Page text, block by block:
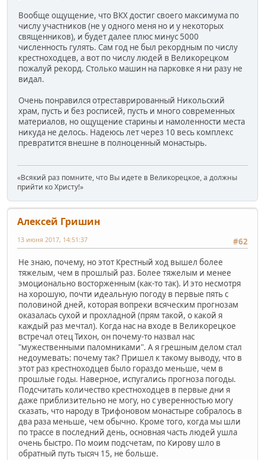
Вообще ощущение, что ВКХ достиг своего максимума по
числу участников (не у одного меня но и у некоторых
священников), и будет далее плюс минус 5000
численность гулять. Сам год не был рекордным по числу
крестноходцев, а вот по числу людей в Великорецком
пожалуй рекорд. Столько машин на парковке я ни разу не
видал.
Очень понравился отреставрированный Никольский
храм, пусть и без росписей, пусть и много современных
материалов, но ощущение старины и намоленности места
никуда не делось. Надеюсь лет через 10 весь комплекс
превратится внешне в полноценный монастырь.
«Всякий раз помните, что Вы идете в Великорецкое, а должны
прийти ко Христу!»
Алексей Гришин
#62
13 июня 2017, 14:51:37
Не знаю, почему, но этот Крестный ход вышел более
тяжелым, чем в прошлый раз. Более тяжелым и менее
эмоционально восторженным (как-то так). И это несмотря
на хорошую, почти идеальную погоду в первые пять с
половиной дней, которая вопреки всяческим прогнозам
оказалась сухой и прохладной (прям такой, о какой я
каждый раз мечтал). Когда нас на входе в Великорецкое
встречал отец Тихон, он почему-то назвал нас
"мужественными паломниками". А я грешным делом стал
недоумевать: почему так? Пришел к такому выводу, что в
этот раз крестноходцев было гораздо меньше, чем в
прошлые годы. Наверное, испугались прогноза погоды.
Подсчитать количество крестноходцев в первые дни я
даже приблизительно не могу, но с уверенностью могу
сказать, что народу в Трифоновом монастыре собралось в
два раза меньше, чем обычно. Кроме того, когда мы шли
по трассе в последний день, основная часть людей ушла
очень быстро. По моим подсчетам, по Кирову шло в
обратный путь тысяч 15, не больше.